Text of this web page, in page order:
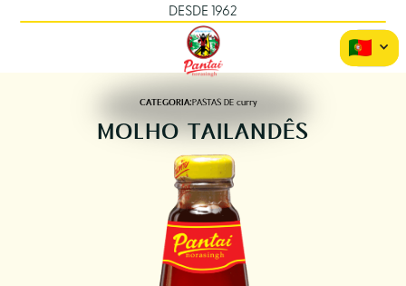
DESDE 1962
CATEGORIA:PASTAS DE curry
MOLHO TAILANDÊS